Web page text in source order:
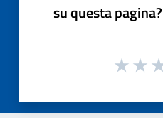
su questa pagina?